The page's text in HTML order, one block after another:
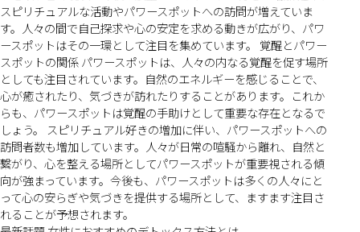
スピリチュアルな活動やパワースポットへの訪問が増えていま
す。人々の間で自己探求や心の安定を求める動きが広がり、パワ
ースポットはその一環として注目を集めています。 覚醒とパワー
スポットの関係 パワースポットは、人々の内なる覚醒を促す場所
としても注目されています。自然のエネルギーを感じることで、
心が癒されたり、気づきが訪れたりすることがあります。これか
らも、パワースポットは覚醒の手助けとして重要な存在となるで
しょう。 スピリチュアル好きの増加に伴い、パワースポットへの
訪問者数も増加しています。人々が日常の喧騒から離れ、自然と
繋がり、心を整える場所としてパワースポットが重要視される傾
向が強まっています。今後も、パワースポットは多くの人々にと
って心の安らぎや気づきを提供する場所として、ますます注目さ
れることが予想されます。